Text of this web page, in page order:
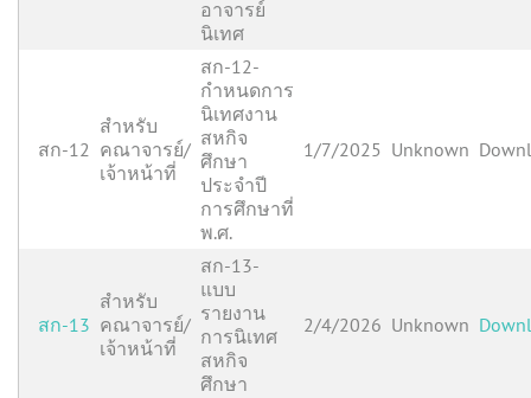
อาจารย์
นิเทศ
สก-12
สำหรับ
คณาจารย์/
เจ้าหน้าที่
สก-12-
กำหนดการ
นิเทศงาน
สหกิจ
ศึกษา
ประจำปี
การศึกษาที่
พ.ศ.
1/7/2025 Unknown
สก-13
สำหรับ
คณาจารย์/
เจ้าหน้าที่
สก-13-
แบบ
รายงาน
การนิเทศ
สหกิจ
ศึกษา
2/4/2026 Unknown